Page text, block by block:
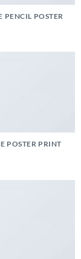
PENCIL POSTER
POSTER PRINT